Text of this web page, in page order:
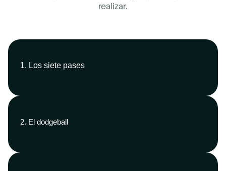
realizar.
1. Los siete pases
2. El dodgeball